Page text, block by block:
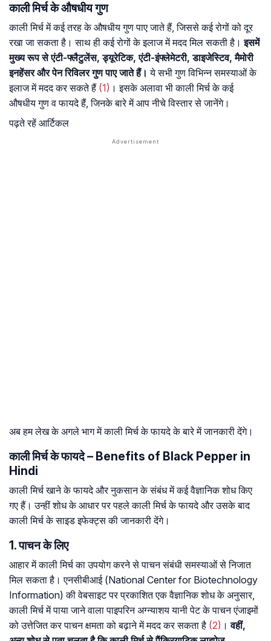
काली मिर्च के औषधीय गुण
काली मिर्च में कई तरह के औषधीय गुण पाए जाते हैं, जिससे कई रोगों को दूर
रखा जा सकता है। साथ ही कई रोगों के इलाज में मदद मिल सकती है।इसमें
मुख्य रूप से एंटी-फ्लैटुलेंस, ड्यूरेटिक, एंटी-इंफ्लेमेटरी, डाइजेस्टिव, मैमोरी
इनहेंसर और पेन रिविलर गुण पाए जाते हैं। ये सभी गुण विभिन्न समस्याओं के
इलाज में मदद कर सकते हैं(1) । इसके अलावा भी काली मिर्च के कई
औषधीय गुण व फायदे हैं, जिनके बारे में आप नीचे विस्तार से जानेंगे।
पढ़ते रहें आर्टिकल
अब हम लेख के अगले भाग में काली मिर्च के फायदे के बारे में जानकारी देंगे।
काली मिर्च के फायदे – Benefits of Black Pepper in
Hindi
काली मिर्च खाने के फायदे और नुकसान के संबंध में कई वैज्ञानिक शोध किए
गए हैं। उन्हीं शोध के आधार पर पहले काली मिर्च के फायदे और उसके बाद
काली मिर्च के साइड इफेक्ट्स की जानकारी देंगे।
1. पाचन के लिए
आहार में काली मिर्च का उपयोग करने से पाचन संबंधी समस्याओं से निजात
मिल सकता है। एनसीबीआई (National Center for Biotechnology
Information) की वेबसाइट पर प्रकाशित एक वैज्ञानिक शोध के अनुसार,
काली मिर्च में पाया जाने वाला पाइपरिन अग्न्याशय यानी पेट के पाचन एंजाइमों
को उत्तेजित कर पाचन क्षमता को बढ़ाने में मदद कर सकता है (2) ।वहीं,